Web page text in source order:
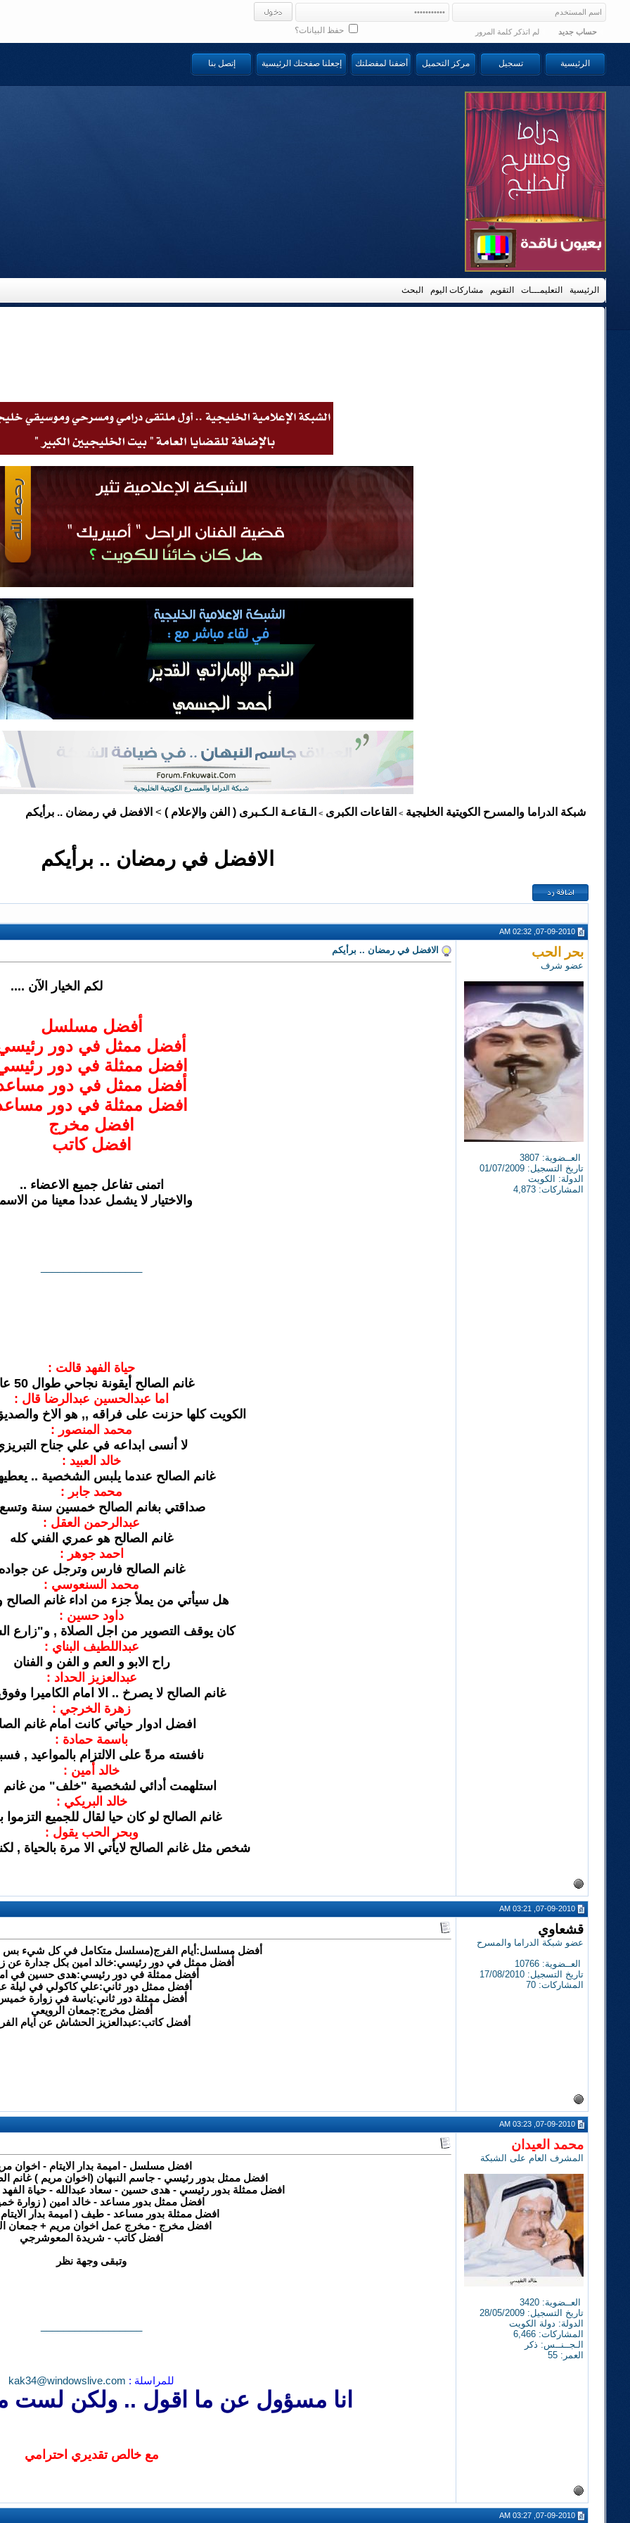
حفظ البيانات؟ حساب جديد لم اتذكر كلمة المرور
الرئيسية تسجيل مركز التحميل أضفنا لمفضلتك إجعلنا صفحتك الرئيسية إتصل بنا
الرئيسية التعليمـــات التقويم مشاركات اليوم البحث
شبكة الدراما والمسرح الكويتية الخليجية > القاعات الكبرى > الـقاعـة الـكـبرى ( الفن والإعلام )> الافضل في رمضان .. برأيكم
الافضل في رمضان .. برأيكم
07-09-2010, 02:32 AM
بحر الحب
عضو شرف
العــضوية: 3807
تاريخ التسجيل: 01/07/2009
الدولة: الكويت
المشاركات: 4,873
الافضل في رمضان .. برأيكم
لكم الخيار الآن ....
أفضل مسلسل
أفضل ممثل في دور
افضل ممثلة في دور
أفضل ممثل في دور
افضل ممثلة في دور
افضل مخرج
افضل كاتب
اتمنى تفاعل جميع الاعضاء ..
والاختيار لا يشمل عددا معينا من
حياة الفهد قالت :
غانم الصالح أيقونة نجاحي طوال 50 عاما
اما عبدالحسين عبدالرضا قال :
الكويت كلها حزنت على فراقه ,, هو الاخ
محمد المنصور :
لا أنسى ابداعه في علي جناح
خالد العبيد :
غانم الصالح عندما يلبس الشخصية ..
محمد جابر :
صداقتي بغانم الصالح خمسين سنة وتسع
عبدالرحمن العقل :
غانم الصالح هو عمري الفني كله
احمد جوهر :
غانم الصالح فارس وترجل عن
محمد السنعوسي :
هل سيأتي من يملأ جزء من اداء غانم الصالح
داود حسين :
كان يوقف التصوير من اجل الصلاة , و"زارع
عبداللطيف البناي :
راح الابو و العم و الفن و الفنان
عبدالعزيز الحداد :
غانم الصالح لا يصرخ .. الا امام الكاميرا
زهرة الخرجي :
افضل ادوار حياتي كانت امام غانم
باسمة حمادة :
نافسته مرةً على الالتزام بالمواعيد ,
خالد أمين :
استلهمت أدائي لشخصية "خلف" من غانم
خالد البريكي :
غانم الصالح لو كان حيا لقال للجميع التزموا
وبحر الحب يقول :
شخص مثل غانم الصالح لايأتي الا مرة بالحياة ,
07-09-2010, 03:21 AM
قشعاوي
عضو شبكة الدراما والمسرح
العــضوية: 10766
تاريخ التسجيل: 17/08/2010
المشاركات: 70
أفضل مسلسل:أيام الفرج(مسلسل متكامل في كل شيء بس
أفضل ممثل في دور رئيسي:خالد امين بكل جدارة عن
أفضل ممثلة في دور رئيسي:هدى حسين في
أفضل ممثل دور ثاني:علي كاكولي في ليلة
أفضل ممثلة دور ثاني:ياسة في زوارة
أفضل مخرج:جمعان الرويعي
أفضل كاتب:عبدالعزيز الحشاش عن ايام
07-09-2010, 03:23 AM
محمد العيدان
المشرف العام على الشبكة
العــضوية: 3420
تاريخ التسجيل: 28/05/2009
الدولة: دولة الكويت
المشاركات: 6,466
الـجــنــس: ذكر
العمر: 55
افضل مسلسل - اميمة بدار الايتام - اخوان
افضل ممثل بدور رئيسي - جاسم النبهان (اخوان مريم ) غانم
افضل ممثلة بدور رئيسي - هدى حسين - سعاد عبدالله - حياة
افضل ممثل بدور مساعد - خالد امين ( زوارة
افضل ممثلة بدور مساعد - طيف ( اميمة بدار
افضل مخرج - مخرج عمل اخوان مريم + جمعان
افضل كاتب - شريدة المعوشرجي
وتبقى وجهة نظر
للمراسلة : kak34@windowslive.com
انا مسؤول عن ما اقول .. ولكن لست
مع خالص تقديري احترامي
07-09-2010, 03:27 AM